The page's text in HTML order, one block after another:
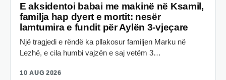
E aksidentoi babai me makinë në Ksamil,
familja hap dyert e mortit: nesër
lamtumira e fundit për Aylën 3-vjeçare
Një tragjedi e rëndë ka pllakosur familjen Marku në
Lezhë, e cila humbi vajzën e saj vetëm 3…
10 AUG 2026